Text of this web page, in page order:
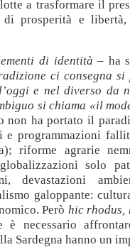
a trasformare il
prosperità e libertà,
di identità – ha
ci consegna si
e nel diverso da
si chiama «il
non ha portato il
e programmazioni
riforme agrarie
solo
devastazioni
galoppante:
Però hic rhodus,
è necessario
Sardegna hanno un